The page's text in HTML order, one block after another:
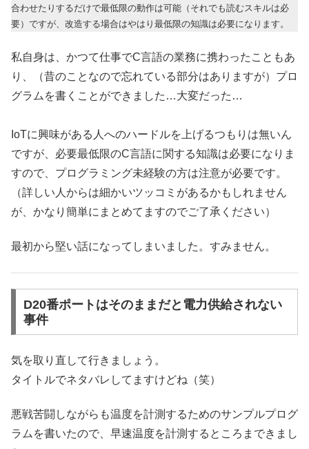
合わせたりするだけで最低限の動作は可能（それでも読むスキルは必
要）ですが、改造する場合はやはり最低限の知識は必要になります。
私自身は、かつて仕事でC言語の業務に携わったこともあ
り、（昔のことなので忘れている部分はありますが）プロ
グラムを書くことができました…大変だった…
IoTに興味がある人へのハードルを上げるつもりは無いん
ですが、必要最低限のC言語に関する知識は必要になりま
すので、プログラミング未経験の方は注意が必要です。
（詳しい人からは細かいツッコミがあるかもしれません
が、かなり簡単にまとめてますのでご了承ください）
最初から堅い話になってしまいました。すみません。
D20番ポートはそのままだと電力供給されない
事件
気を取り直して行きましょう。
タイトルでネタバレしてますけどね（笑）
悪戦苦闘しながらも温度を計測するためのサンプルプログ
ラムを書いたので、早速温度を計測するところまできまし